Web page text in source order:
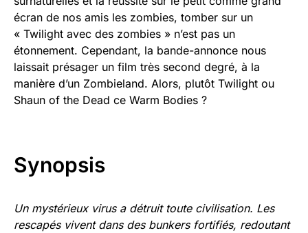
écran de nos amis les zombies, tomber sur un
« Twilight avec des zombies » n’est pas un
étonnement. Cependant, la bande-annonce nous
laissait présager un film très second degré, à la
manière d’un Zombieland. Alors, plutôt Twilight ou
Shaun of the Dead ce Warm Bodies ?
Synopsis
Un mystérieux virus a détruit toute civilisation. Les
rescapés vivent dans des bunkers fortifiés, redoutant